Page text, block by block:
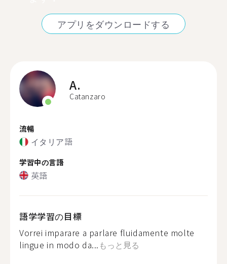
アプリをダウンロードする
A.
Catanzaro
流暢
イタリア語
学習中の言語
英語
語学学習の目標
Vorrei imparare a parlare fluidamente molte
lingue in modo da... もっと見る